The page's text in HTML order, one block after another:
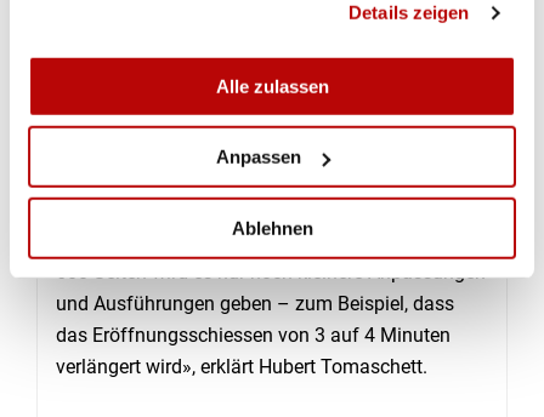
Details zeigen
Alle zulassen
Anpassen
Ablehnen
Aussenanlagen abzunehmen und die zuständigen
Personen und Schützenvereine auf ihre Aufgaben
vorzubereiten. Was im Sommer 2026 auf deren
Anlagen los sein wird, zeigt der erarbeitete
Kurzschiessplan. Dieser umfasst 260 Seiten, auf
verschickt. «Im definitiven Schiessplan mit über
600 Seiten wird es nur noch kleinere Anpassungen
und Ausführungen geben – zum Beispiel, dass
das Eröffnungsschiessen von 3 auf 4 Minuten
verlängert wird», erklärt Hubert Tomaschett.